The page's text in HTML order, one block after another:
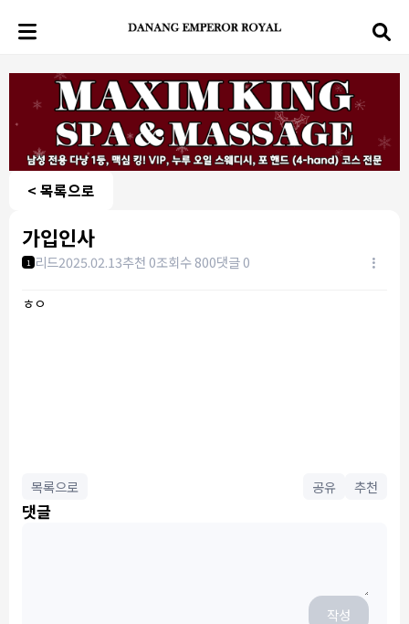
< 목록으로
가입인사
1 리드2025.02.13추천 0조회수 800댓글 0
ㅎㅇ
목록으로 공유 추천
댓글
작성